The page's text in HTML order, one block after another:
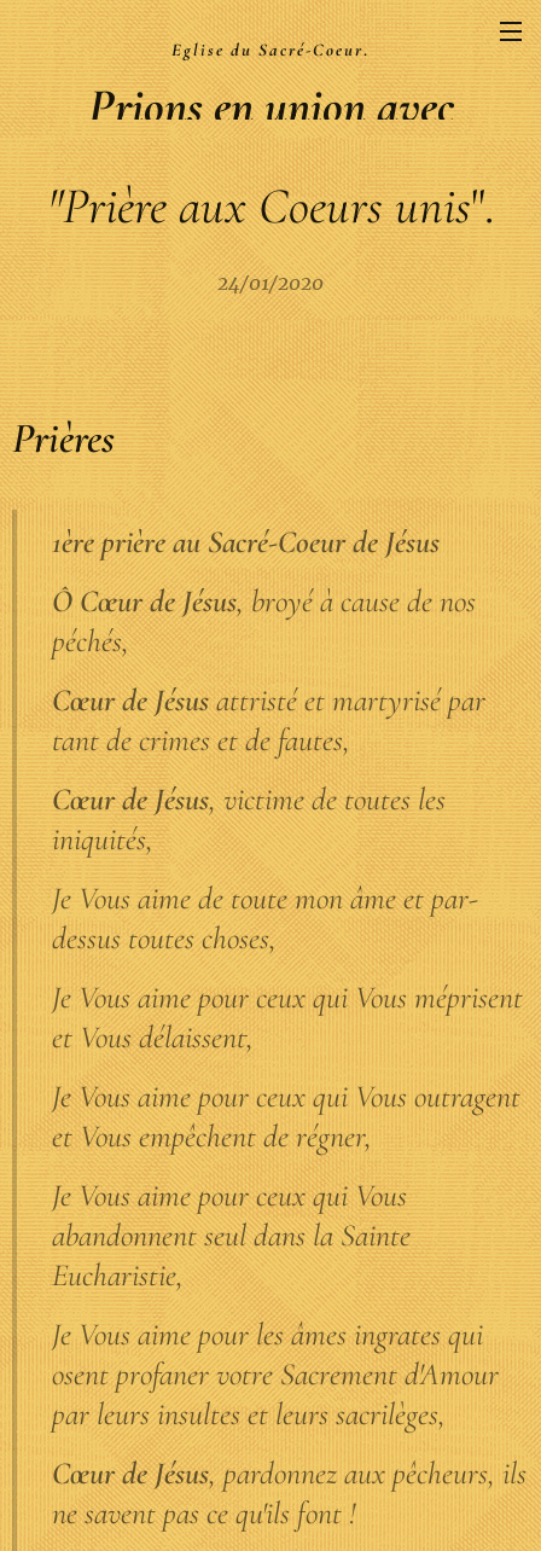
Eglise du Sacré-Coeur.
Prions en union avec
la Liturgie.
"Prièreaux Coeurs unis".
24/01/2020
Prières
1ère prière au Sacré-Coeur de Jésus
Ô Cœur de Jésus, broyé à cause de nos
péchés,
Cœur de Jésusattristé et martyrisé par
tant de crimes et de fautes,
Cœur de Jésus, victime de toutes les
iniquités,
Je Vous aime de toute mon âme et par-
dessus toutes choses,
Je Vous aime pour ceux qui Vous méprisent
et Vous délaissent,
Je Vous aime pour ceux qui Vous outragent
et Vous empêchent de régner,
Je Vous aime pour ceux qui Vous
abandonnent seul dans la Sainte
Eucharistie,
Je Vous aime pour les âmes ingrates qui
osent profaner votre Sacrement d'Amour
par leurs insultes et leurs sacrilèges,
Cœur de Jésus, pardonnez aux pêcheurs, ils
ne savent pas ce qu'ils font !